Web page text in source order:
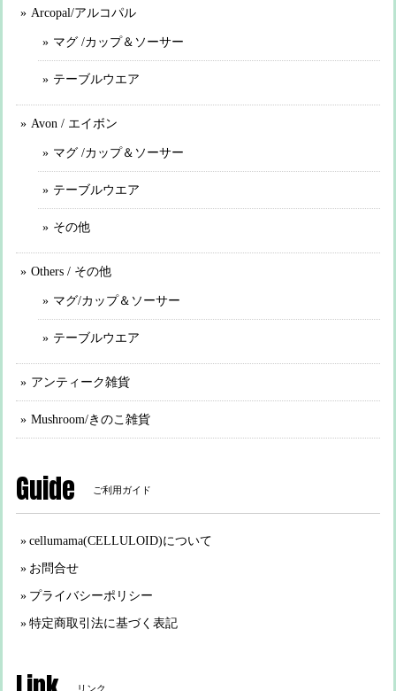
Arcopal/アルコパル
マグ /カップ＆ソーサー
テーブルウエア
Avon / エイボン
マグ /カップ＆ソーサー
テーブルウエア
その他
Others / その他
マグ/カップ＆ソーサー
テーブルウエア
アンティーク雑貨
Mushroom/きのこ雑貨
Guide ご利用ガイド
cellumama(CELLULOID)について
お問合せ
プライバシーポリシー
特定商取引法に基づく表記
リンク